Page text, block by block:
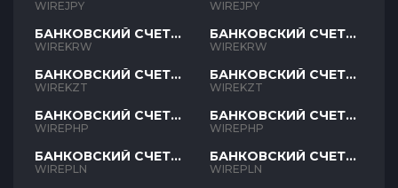
JPY
WIREJPY
БАНКОВСКИЙ СЧЕТ
KRW
WIREKRW
БАНКОВСКИЙ СЧЕТ
KZT
WIREKZT
БАНКОВСКИЙ СЧЕТ
PHP
WIREPHP
БАНКОВСКИЙ СЧЕТ
PLN
WIREPLN
JPY
WIREJPY
БАНКОВСКИЙ СЧЕТ
KRW
WIREKRW
БАНКОВСКИЙ СЧЕТ
KZT
WIREKZT
БАНКОВСКИЙ СЧЕТ
PHP
WIREPHP
БАНКОВСКИЙ СЧЕТ
PLN
WIREPLN